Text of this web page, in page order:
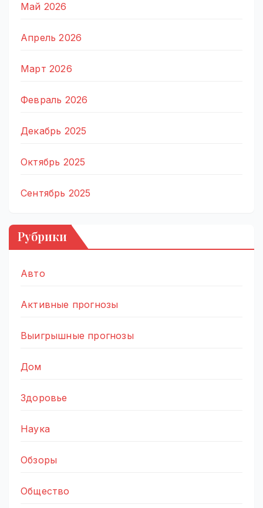
Май 2026
Апрель 2026
Март 2026
Февраль 2026
Декабрь 2025
Октябрь 2025
Сентябрь 2025
Рубрики
Авто
Активные прогнозы
Выигрышные прогнозы
Дом
Здоровье
Наука
Обзоры
Общество